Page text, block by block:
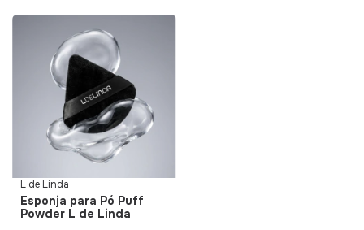
L de Linda
Esponja para Pó Puff
Powder L de Linda